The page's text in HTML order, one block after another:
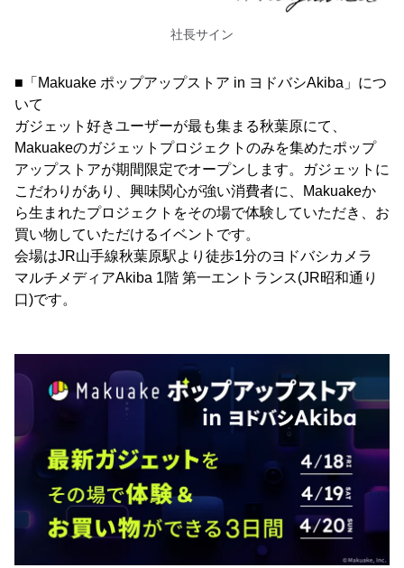
社長サイン
■「Makuake ポップアップストア in ヨドバシAkiba」につ
いて
ガジェット好きユーザーが最も集まる秋葉原にて、
Makuakeのガジェットプロジェクトのみを集めたポップ
アップストアが期間限定でオープンします。ガジェットに
こだわりがあり、興味関心が強い消費者に、Makuakeか
ら生まれたプロジェクトをその場で体験していただき、お
買い物していただけるイベントです。
会場はJR山手線秋葉原駅より徒歩1分のヨドバシカメラ
マルチメディアAkiba 1階 第一エントランス(JR昭和通り
口)です。